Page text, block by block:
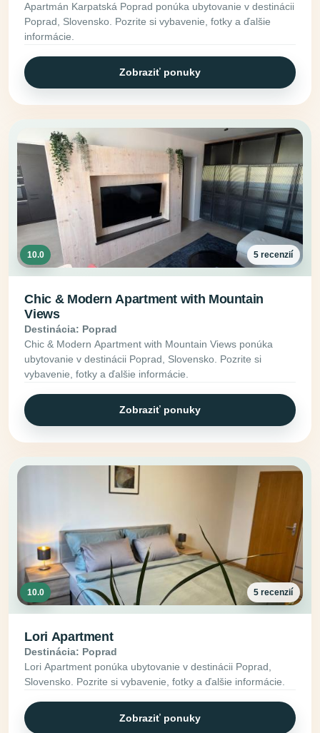
Apartmán Karpatská Poprad ponúka ubytovanie v destinácii
Poprad, Slovensko. Pozrite si vybavenie, fotky a ďalšie
informácie.
Zobraziť ponuky
10.0 5 recenzií
Chic & Modern Apartment with Mountain
Views
Destinácia: Poprad
Chic & Modern Apartment with Mountain Views ponúka
ubytovanie v destinácii Poprad, Slovensko. Pozrite si
vybavenie, fotky a ďalšie informácie.
Zobraziť ponuky
10.0 5 recenzií
Lori Apartment
Destinácia: Poprad
Lori Apartment ponúka ubytovanie v destinácii Poprad,
Slovensko. Pozrite si vybavenie, fotky a ďalšie informácie.
Zobraziť ponuky